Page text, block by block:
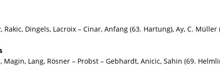
Rakic, Dingels, Lacroix – Cinar, Anfang (63. Hartung), Ay, C.
Magin, Lang, Rösner – Probst – Gebhardt, Anicic, Sahin (69.